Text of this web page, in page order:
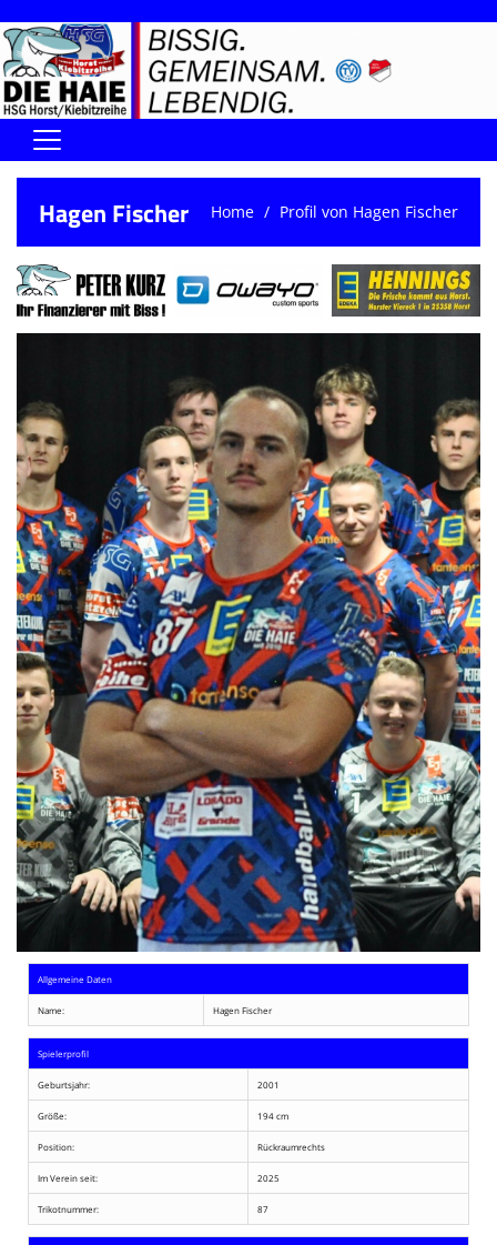
Home
DIE HAIE I Der Vorstand
Handball-Förderverein der Haie
Training & Termine
DIENSTE (SR/KG/VK)
Die SpecialHaie
Teams
Trainer
ALLE SPIELE
HAIE TV
NEWSLETTER
DIE HAIE I Intern
Partner
Hagen Fischer Home Profil von Hagen Fischer
Allgemeine Daten
Name: Hagen Fischer
Spielerprofil
Geburtsjahr: 2001
Größe: 194 cm
Position: Rückraumrechts
Im Verein seit: 2025
Trikotnummer: 87